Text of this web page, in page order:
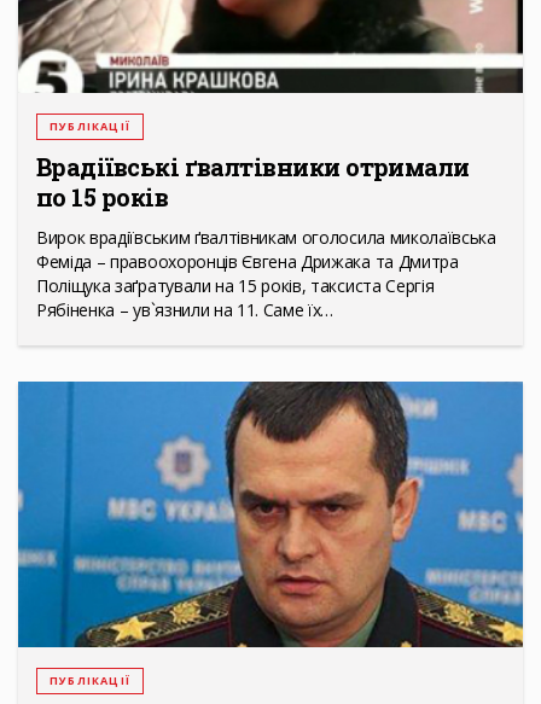
ПУБЛІКАЦІЇ
Врадіївські ґвалтівники отримали
по 15 років
Вирок врадіївським ґвалтівникам оголосила миколаївська
Феміда – правоохоронців Євгена Дрижака та Дмитра
Поліщука заґратували на 15 років, таксиста Сергія
Рябіненка – ув`язнили на 11. Саме їх…
ПУБЛІКАЦІЇ